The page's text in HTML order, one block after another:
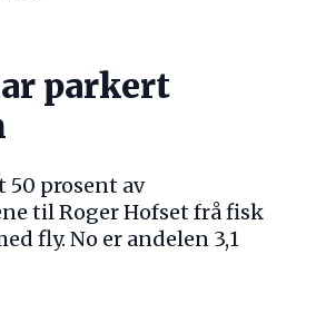
parkert
50 prosent av
til Roger Hofset frå fisk
fly. No er andelen 3,1